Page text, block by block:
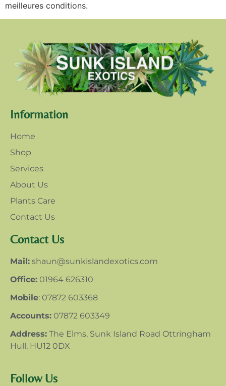
meilleures conditions.
Information
Home
Shop
Services
About Us
Plants Care
Contact Us
Contact Us
Mail: shaun@sunkislandexotics.com
Office: 01964 626310
Mobile: 07872 603368
Accounts: 07872 603349
Address: The Elms, Sunk Island Road Ottringham
Hull, HU12 0DX
Follow Us